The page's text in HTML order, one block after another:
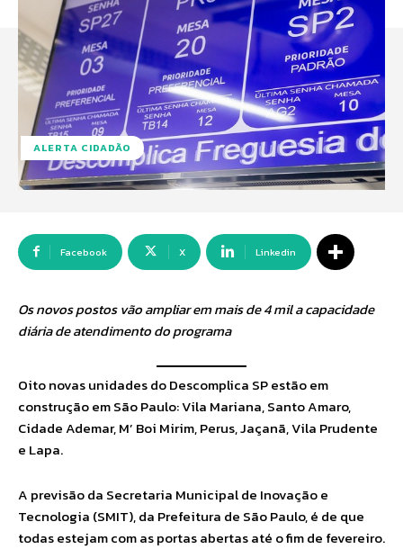
ALERTA CIDADÃO
Facebook X Linkedin
Os novos postos vão ampliar em mais de 4 mil a capacidade
diária de atendimento do programa
Oito novas unidades do Descomplica SP estão em
construção em São Paulo: Vila Mariana, Santo Amaro,
Cidade Ademar, M’ Boi Mirim, Perus, Jaçanã, Vila Prudente
e Lapa.
A previsão da Secretaria Municipal de Inovação e
Tecnologia (SMIT), da Prefeitura de São Paulo, é de que
todas estejam com as portas abertas até o fim de fevereiro.